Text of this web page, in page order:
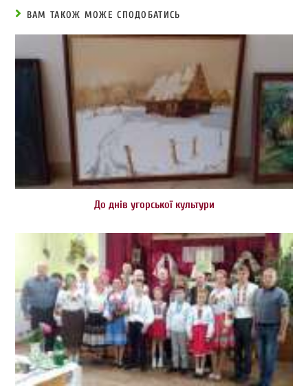
ВАМ ТАКОЖ МОЖЕ СПОДОБАТИСЬ
До днів угорської культури